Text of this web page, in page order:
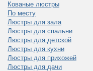
Кованые люстры
По месту
Люстры для зала
Люстры для спальни
Люстры для детской
Люстры для кухни
Люстры для прихожей
Люстры для дачи